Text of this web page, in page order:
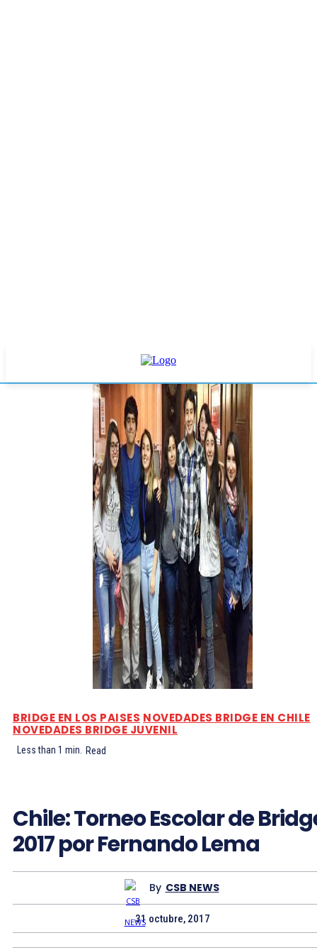
BRIDGE EN LOS PAISES NOVEDADES BRIDGE EN CHILE
NOVEDADES BRIDGE JUVENIL
Less than 1 min. Read
Chile: Torneo Escolar de
2017 por Fernando Lema
By CSB NEWS
31 octubre, 2017